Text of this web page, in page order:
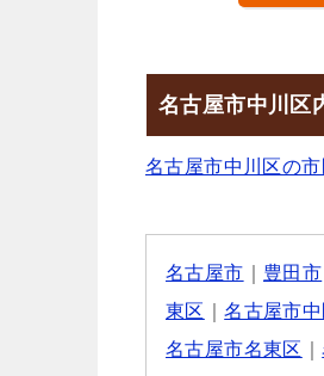
名古屋市中川区
名古屋市中川区の
名古屋市 豊田市
東区
｜名古屋市中
名古屋市名東区
｜